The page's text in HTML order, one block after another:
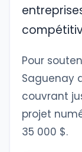
Pour
Saguenay
couvrant
projet
35 000 $.